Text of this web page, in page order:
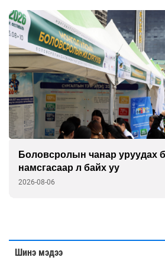
Дуу чимээний бохирдолд
нь
2026-08-05
Шинэ мэдээ